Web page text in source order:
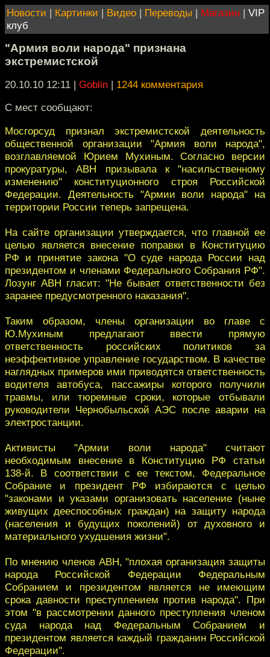
Новости | Картинки | Видео | Переводы | Магазин | VIP
клуб
"Армия воли народа" признана
экстремистской
20.10.10 12:11 | Goblin | 1244 комментария
С мест сообщают:
Мосгорсуд признал экстремистской деятельность
общественной организации "Армия воли народа",
возглавляемой Юрием Мухиным. Согласно версии
прокуратуры, АВН призывала к "насильственному
изменению" конституционного строя Российской
Федерации. Деятельность "Армии воли народа" на
территории России теперь запрещена.
На сайте организации утверждается, что главной ее
целью является внесение поправки в Конституцию
РФ и принятие закона "О суде народа России над
президентом и членами Федерального Собрания РФ".
Лозунг АВН гласит: "Не бывает ответственности без
заранее предусмотренного наказания".
Таким образом, члены организации во главе с
Ю.Мухиным предлагают ввести прямую
ответственность российских политиков за
неэффективное управление государством. В качестве
наглядных примеров ими приводятся ответственность
водителя автобуса, пассажиры которого получили
травмы, или тюремные сроки, которые отбывали
руководители Чернобыльской АЭС после аварии на
электростанции.
Активисты "Армии воли народа" считают
необходимым внесение в Конституцию РФ статьи
138-й. В соответствии с ее текстом, Федеральное
Собрание и президент РФ избираются с целью
"законами и указами организовать население (ныне
живущих дееспособных граждан) на защиту народа
(населения и будущих поколений) от духовного и
материального ухудшения жизни".
По мнению членов АВН, "плохая организация защиты
народа Российской Федерации Федеральным
Собранием и президентом является не имеющим
срока давности преступлением против народа". При
этом "в рассмотрении данного преступления членом
суда народа над Федеральным Собранием и
президентом является каждый гражданин Российской
Федерации".